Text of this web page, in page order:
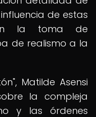
de estas
en la toma de
de realismo a la
Matilde Asensi
la compleja
y las órdenes